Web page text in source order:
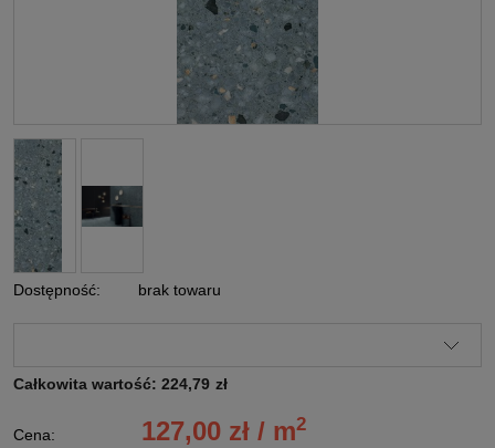
Dostępność: brak towaru
Całkowita wartość: 224,79 zł
Cena: 127,00 zł / m2